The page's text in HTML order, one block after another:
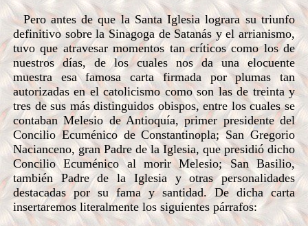
Pero antes de que la Santa Iglesia lograra su triunfo
definitivo sobre la Sinagoga de Satanás y el arrianismo,
tuvo que atravesar momentos tan críticos como los de
nuestros días, de los cuales nos da una elocuente
muestra esa famosa carta firmada por plumas tan
autorizadas en el catolicismo como son las de treinta y
tres de sus más distinguidos obispos, entre los cuales se
contaban Melesio de Antioquía, primer presidente del
Concilio Ecuménico de Constantinopla; San Gregorio
Nacianceno, gran Padre de la Iglesia, que presidió dicho
Concilio Ecuménico al morir Melesio; San Basilio,
también Padre de la Iglesia y otras personalidades
destacadas por su fama y santidad. De dicha carta
insertaremos literalmente los siguientes párrafos: